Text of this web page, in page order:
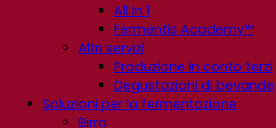
All In 1
Fermentis Academy™
Altri servizi
Produzione in conto terzi
Degustazioni di bevande
Soluzioni per la fermentazione
Birra